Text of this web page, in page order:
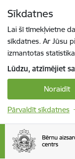
Sīkdatnes
Lai šī tīmekļvietne
sīkdatnes. Ar Jūsu
izmantotas
Lūdzu, atzīmējiet
Noraidīt
Pārvaldīt sīkdatnes